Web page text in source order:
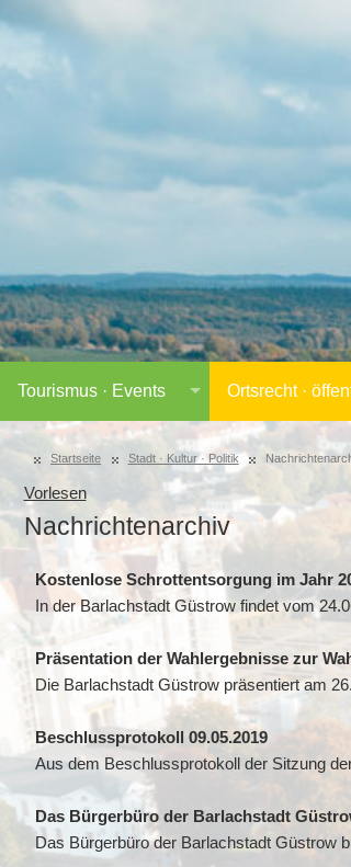
Tourismus · Events Ortsrecht ·
Startseite Stadt · Kultur · Politik
Vorlesen
Nachrichtenarchiv
Kostenlose Schrottentsorgung im Jahr
In der Barlachstadt Güstrow findet vom
Präsentation der Wahlergebnisse zur
Die Barlachstadt Güstrow präsentiert am
Beschlussprotokoll 09.05.2019
Aus dem Beschlussprotokoll der Sitzung
Das Bürgerbüro der Barlachstadt
Das Bürgerbüro der Barlachstadt Güstrow